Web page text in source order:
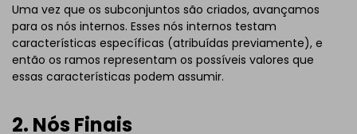
Uma vez que os subconjuntos são criados, avançamos
para os nós internos. Esses nós internos testam
características específicas (atribuídas previamente), e
então os ramos representam os possíveis valores que
essas características podem assumir.
2. Nós Finais